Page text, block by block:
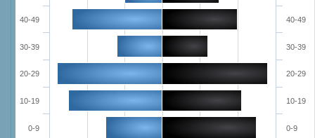
0-9
10-19
20-29
30-39
40-49
0-9
10-19
20-29
30-39
40-49